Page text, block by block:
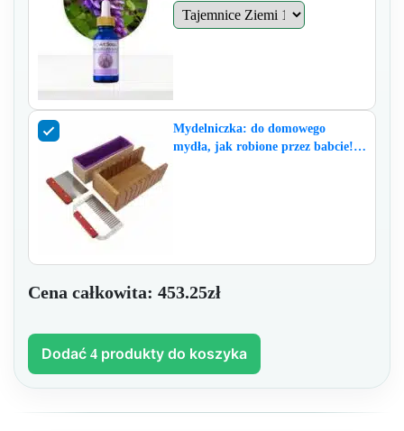
mydeł ArtSoap.
Mydelniczka: do domowego
mydła, jak robione przez babcie!
Cena całkowita: 453.25zł
Dodać 4 produkty do koszyka